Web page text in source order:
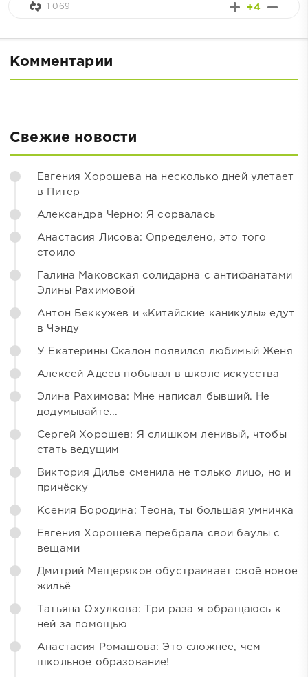
+4
1 069
Комментарии
Свежие новости
Евгения Хорошева на несколько дней улетает
в Питер
Александра Черно: Я сорвалась
Анастасия Лисова: Определено, это того
стоило
Галина Маковская солидарна с антифанатами
Элины Рахимовой
Антон Беккужев и «Китайские каникулы» едут
в Чэнду
У Екатерины Скалон появился любимый Женя
Алексей Адеев побывал в школе искусства
Элина Рахимова: Мне написал бывший. Не
додумывайте...
Сергей Хорошев: Я слишком ленивый, чтобы
стать ведущим
Виктория Дилье сменила не только лицо, но и
причёску
Ксения Бородина: Теона, ты большая умничка
Евгения Хорошева перебрала свои баулы с
вещами
Дмитрий Мещеряков обустраивает своё новое
жильё
Татьяна Охулкова: Три раза я обращаюсь к
ней за помощью
Анастасия Ромашова: Это сложнее, чем
школьное образование!